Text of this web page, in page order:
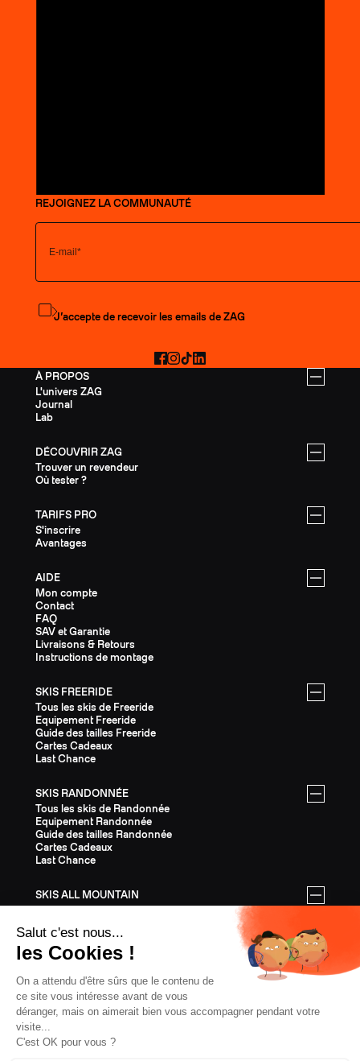
À PROPOS
L'univers ZAG
Journal
Lab
DÉCOUVRIR ZAG
Trouver un revendeur
Où tester ?
TARIFS PRO
S'inscrire
Avantages
AIDE
Mon compte
Contact
FAQ
SAV et Garantie
Livraisons & Retours
Instructions de montage
SKIS FREERIDE
Tous les skis de Freeride
Equipement Freeride
Guide des tailles Freeride
Cartes Cadeaux
Last Chance
SKIS RANDONNÉE
Tous les skis de Randonnée
Equipement Randonnée
Guide des tailles Randonnée
Cartes Cadeaux
Last Chance
SKIS ALL MOUNTAIN
Guide des tailles All Mountain
Cartes Cadeaux
Last Chance
ÉQUIPEMENT
Tout l'Équipement
Casques
Fixations
Bâtons
REJOIGNEZ LA COMMUNAUTÉ
S'abonner à la newsletter
J’accepte de recevoir les emails de ZAG
Facebook
Instagram
TikTokLinkedIn